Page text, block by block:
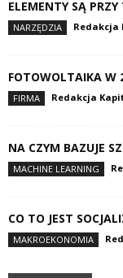
ELEMENTY SĄ
NARZĘDZIA Redakcja
FOTOWOLTAIKA W
FIRMA Redakcja
NA CZYM BAZUJE
MACHINE LEARNING
CO TO JEST
MAKROEKONOMIA